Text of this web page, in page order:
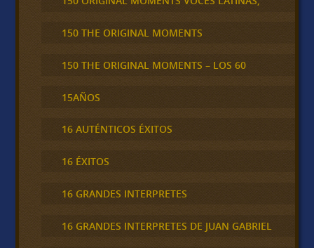
150 THE ORIGINAL MOMENTS
150 THE ORIGINAL MOMENTS – LOS 60
15AÑOS
16 AUTÉNTICOS ÉXITOS
16 ÉXITOS
16 GRANDES INTERPRETES
16 GRANDES INTERPRETES DE JUAN GABRIEL